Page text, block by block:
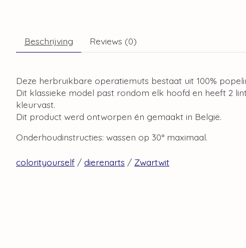
Beschrijving Reviews (0)
Deze herbruikbare operatiemuts bestaat uit 100%
Dit klassieke model past rondom elk hoofd en heeft 2
kleurvast.
Dit product werd ontworpen én gemaakt in België.
Onderhoudinstructies: wassen op 30° maximaal.
colorityourself / dierenarts / Zwartwit